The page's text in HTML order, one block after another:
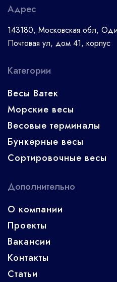
Адрес
143180, Московская обл,
Почтовая ул, дом 41, корпус
Категории
Весы Ватек
Морские весы
Весовые терминалы
Бункерные весы
Сортировочные весы
Дополнительно
О компании
Проекты
Вакансии
Контакты
Статьи